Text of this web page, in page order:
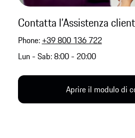
Contatta l’Assistenza
Phone: +39 800 136 722
Lun - Sab: 8:00 - 20:00
Aprire il modulo di